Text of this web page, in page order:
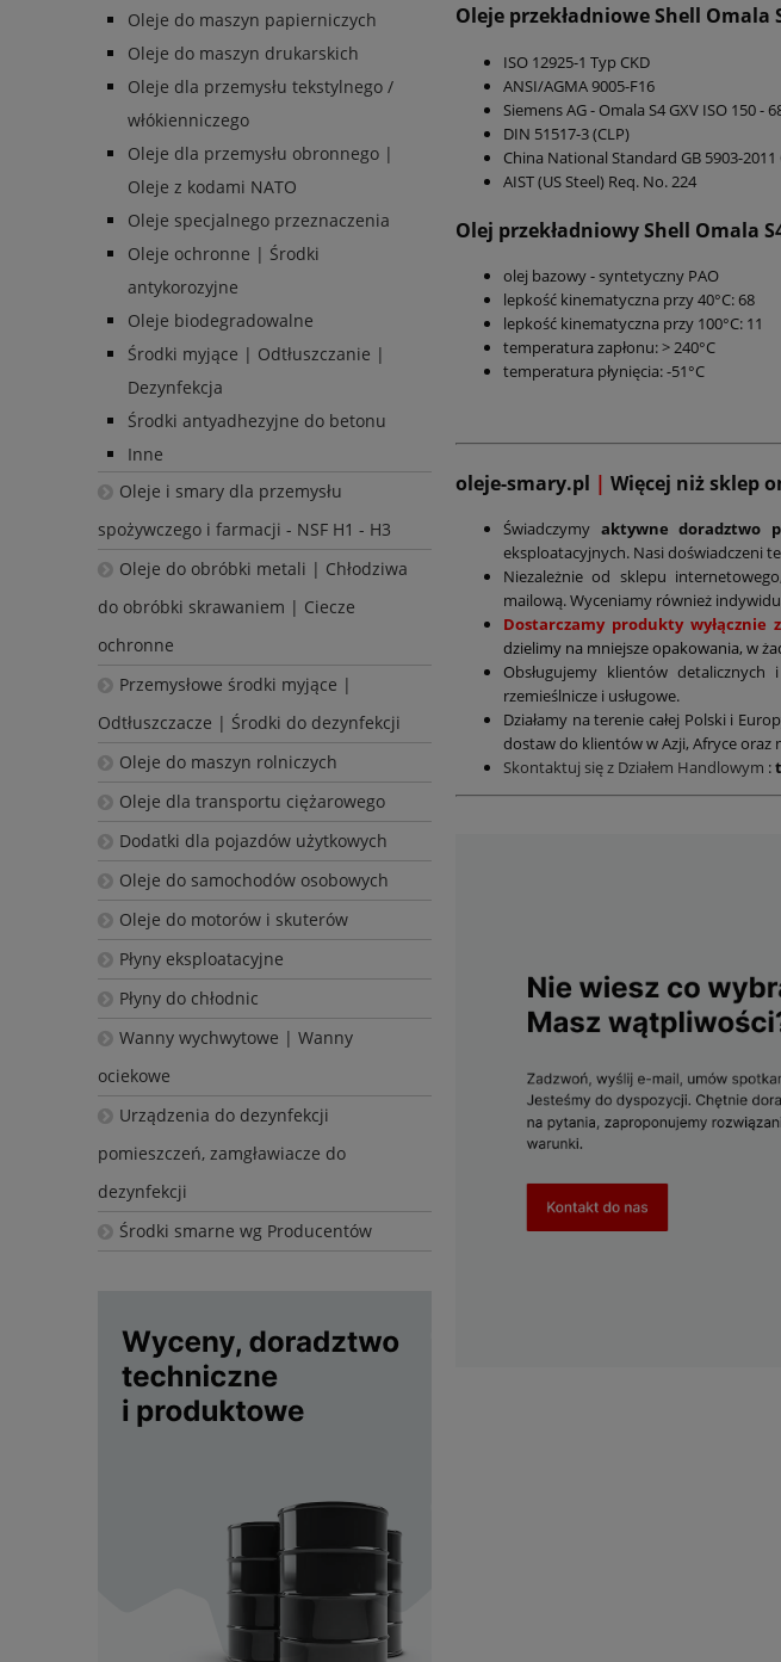
Oleje do maszyn papierniczych
Oleje do maszyn drukarskich
Oleje dla przemysłu tekstylnego /
włókienniczego
Oleje dla przemysłu obronnego |
Oleje z kodami NATO
Oleje specjalnego przeznaczenia
Oleje ochronne | Środki
antykorozyjne
Oleje biodegradowalne
Środki myjące | Odtłuszczanie |
Dezynfekcja
Środki antyadhezyjne do betonu
Inne
Oleje i smary dla przemysłu
spożywczego i farmacji - NSF H1 - H3
Oleje do obróbki metali | Chłodziwa
do obróbki skrawaniem | Ciecze
ochronne
Przemysłowe środki myjące |
Odtłuszczacze | Środki do dezynfekcji
Oleje do maszyn rolniczych
Oleje dla transportu ciężarowego
Dodatki dla pojazdów użytkowych
Oleje do samochodów osobowych
Oleje do motorów i skuterów
Płyny eksploatacyjne
Płyny do chłodnic
Wanny wychwytowe | Wanny
ociekowe
Urządzenia do dezynfekcji
pomieszczeń, zamgławiacze do
dezynfekcji
Środki smarne wg Producentów
Oleje przekładniowe Shell Omala
ISO 12925-1 Typ CKD
ANSI/AGMA 9005-F16
Siemens AG - Omala S4 GXV ISO 150
DIN 51517-3 (CLP)
China National Standard GB 5903-2011
AIST (US Steel) Req. No. 224
Olej przekładniowy Shell Omala
olej bazowy - syntetyczny PAO
lepkość kinematyczna przy 40°C: 68
lepkość kinematyczna przy 100°C: 11
temperatura zapłonu: > 240°C
temperatura płynięcia: -51°C
oleje-smary.pl | Więcej niż sklep
Świadczymy aktywne doradztwo
eksploatacyjnych. Nasi doświadczeni
Niezależnie od sklepu
mailową. Wyceniamy również
Dostarczamy produkty
dzielimy na mniejsze opakowania, w
Obsługujemy klientów detalicznych
rzemieślnicze i usługowe.
Działamy na terenie całej Polski i
dostaw do klientów w Azji, Afryce oraz
Skontaktuj się z Działem Handlowym :